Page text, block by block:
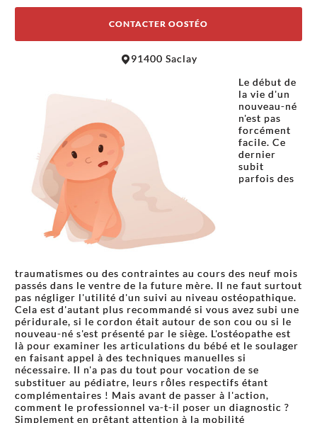
CONTACTER OOSTÉO
91400 Saclay
Le début de
la vie d'un
nouveau-né
n'est pas
forcément
facile. Ce
dernier
subit
parfois des
traumatismes ou des contraintes au cours des neuf mois
passés dans le ventre de la future mère. Il ne faut surtout
pas négliger l'utilité d'un suivi au niveau ostéopathique.
Cela est d'autant plus recommandé si vous avez subi une
péridurale, si le cordon était autour de son cou ou si le
nouveau-né s'est présenté par le siège. L'ostéopathe est
là pour examiner les articulations du bébé et le soulager
en faisant appel à des techniques manuelles si
nécessaire. Il n'a pas du tout pour vocation de se
substituer au pédiatre, leurs rôles respectifs étant
complémentaires ! Mais avant de passer à l'action,
comment le professionnel va-t-il poser un diagnostic ?
Simplement en prêtant attention à la mobilité